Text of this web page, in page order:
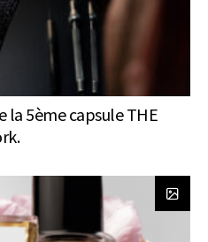
la 5ème capsule THE